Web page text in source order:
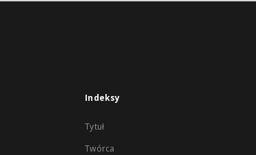
Indeksy
Tytuł
Twórca